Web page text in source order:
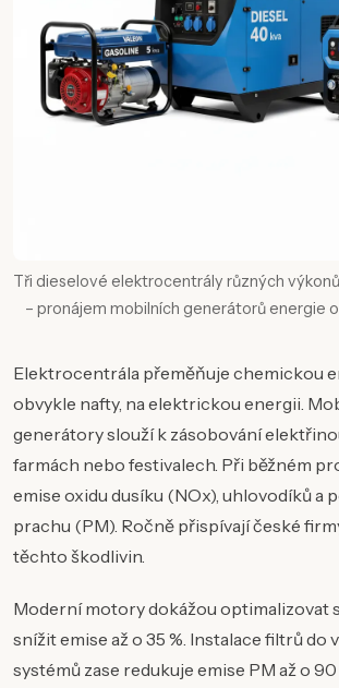
Tři dieselové elektrocentrály různých
– pronájem mobilních generátorů energie
Elektrocentrála přeměňuje chemickou
obvykle nafty, na elektrickou energii.
generátory slouží k zásobování
farmách nebo festivalech. Při běžném
emise oxidu dusíku (NOx), uhlovodíků a
prachu (PM). Ročně přispívají české
těchto škodlivin.
Moderní motory dokážou optimalizovat
snížit emise až o 35 %. Instalace filtrů do
systémů zase redukuje emise PM až o 90